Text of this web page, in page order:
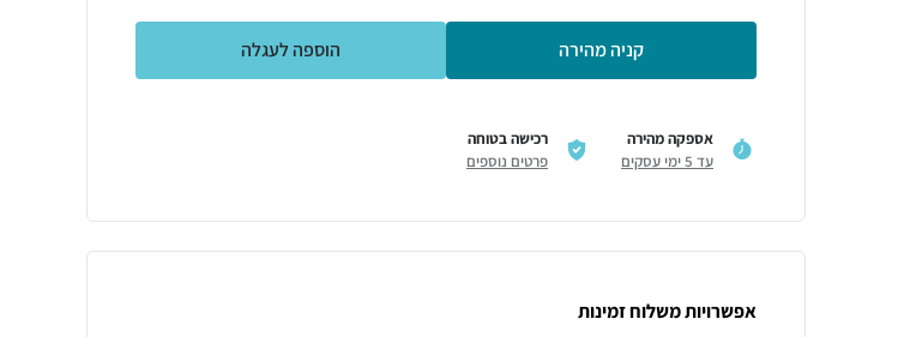
קניה מהירה הוספה לעגלה
אספקה מהירה
עד 5 ימי עסקים
רכישה בטוחה
פרטים נוספים
אפשרויות משלוח זמינות